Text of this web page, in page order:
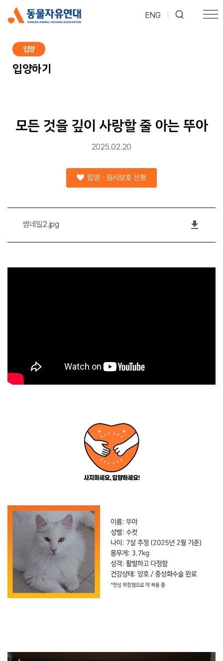
ENG
입양
입양하기
모든 것을 깊이 사랑할 줄 아는 뚜아
2025.02.20
입양ㆍ임시보호 신청
썸네일2.jpg file_download